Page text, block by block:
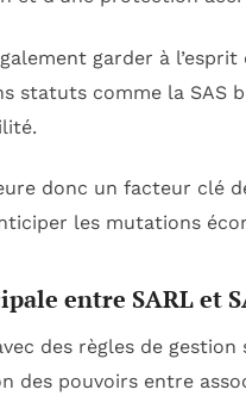
garder à
statuts comme la
donc un facteur clé
les mutations
entre SARL et
des règles de
des pouvoirs entre